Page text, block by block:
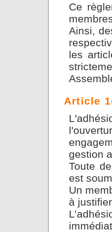
Ce
Ainsi,
les
Article
gestion
Toute
est
Un
à